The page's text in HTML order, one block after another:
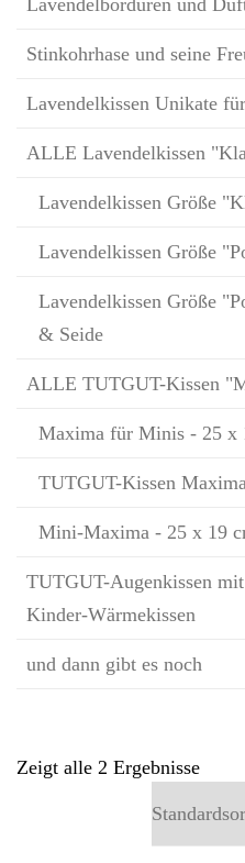
Lavendelbordüren und
Stinkohrhase und seine
Lavendelkissen Unikate
ALLE Lavendelkissen
Lavendelkissen Größe
Lavendelkissen Größe
Lavendelkissen Größe
& Seide
ALLE TUTGUT-Kissen
Maxima für Minis - 25 x
TUTGUT-Kissen
Mini-Maxima - 25 x 19
TUTGUT-Augenkissen
Kinder-Wärmekissen
und dann gibt es noch
Zeigt alle 2 Ergebnisse